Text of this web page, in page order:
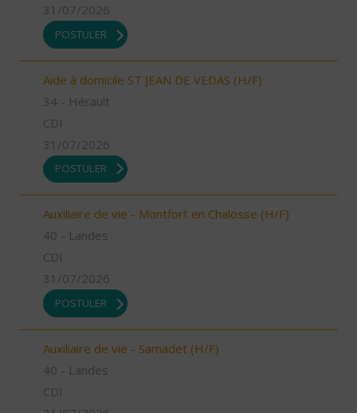
31/07/2026
POSTULER
Aide à domicile ST JEAN DE VEDAS (H/F)
34 - Hérault
CDI
31/07/2026
POSTULER
Auxiliaire de vie - Montfort en Chalosse (H/F)
40 - Landes
CDI
31/07/2026
POSTULER
Auxiliaire de vie - Samadet (H/F)
40 - Landes
CDI